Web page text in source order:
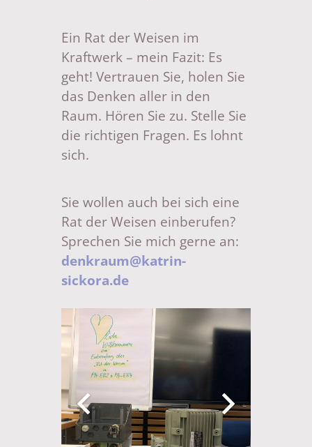
Ein Rat der Weisen im
Kraftwerk – mein Fazit: Es
geht! Vertrauen Sie, holen Sie
das Denken aller in den
Raum. Hören Sie zu. Stelle Sie
die richtigen Fragen. Es lohnt
sich.
Sie wollen auch bei sich eine
Rat der Weisen einberufen?
Sprechen Sie mich gerne an:
denkraum@katrin-
sickora.de